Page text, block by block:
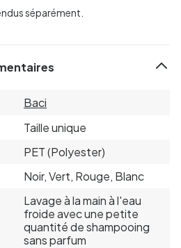
séparément.
Baci
Taille unique
PET (Polyester)
Noir, Vert, Rouge, Blanc
Lavage à la main à l'eau
froide avec une petite
quantité de shampooing
sans parfum